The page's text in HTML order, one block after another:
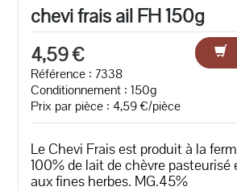
chevi frais ail FH 150g
4,59 €
Référence : 7338
Conditionnement : 150g
Prix par pièce : 4,59 €/pièce
Le Chevi Frais est produit à la
100% de lait de chèvre pasteurisé
aux fines herbes. MG.45%